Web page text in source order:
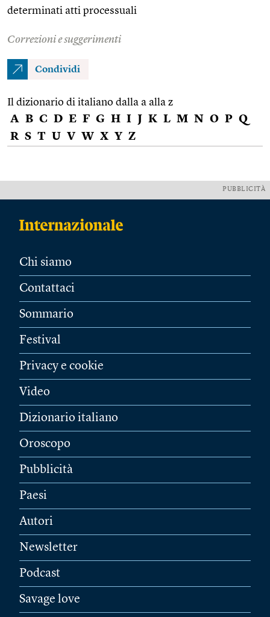
determinati atti processuali
Correzioni e suggerimenti
Condividi
Il dizionario di italiano dalla a alla z
A B C D E F G H I J K L M N O P Q
R S T U V W X Y Z
PUBBLICITÀ
Chi siamo
Contattaci
Sommario
Festival
Privacy e cookie
Video
Dizionario italiano
Oroscopo
Pubblicità
Paesi
Autori
Newsletter
Podcast
Savage love